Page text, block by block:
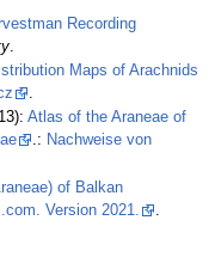
Recording
.
Maps of Arachnids
.
Atlas of the Araneae of
.: Nachweise von
of Balkan
Version 2021.